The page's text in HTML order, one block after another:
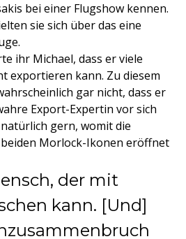
bei einer Flugshow kennen.
sie sich über das eine
ihr Michael, dass er viele
exportieren kann. Zu diesem
gar nicht, dass er
Export-Expertin vor sich
gern, womit die
Morlock-Ikonen eröffnet
der mit
kann. [Und]